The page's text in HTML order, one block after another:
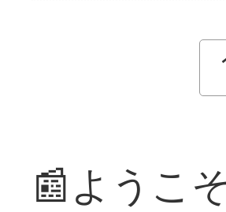
📰ようこ